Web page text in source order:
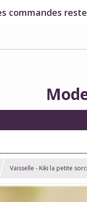
commandes
Vaisselle - Kiki la petite